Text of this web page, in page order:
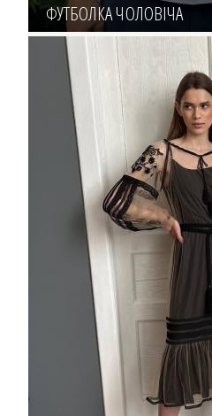
ФУТБОЛКА ЧОЛОВІЧА